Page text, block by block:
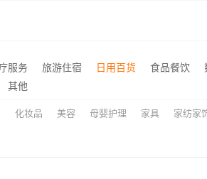
海安毛坯家装电话预约，南通宏域全宅装饰建材免费设计 推荐
服务 旅游住宿 日用百货 食品餐饮
其他
化妆品 美容 母婴护理 家具 家纺家